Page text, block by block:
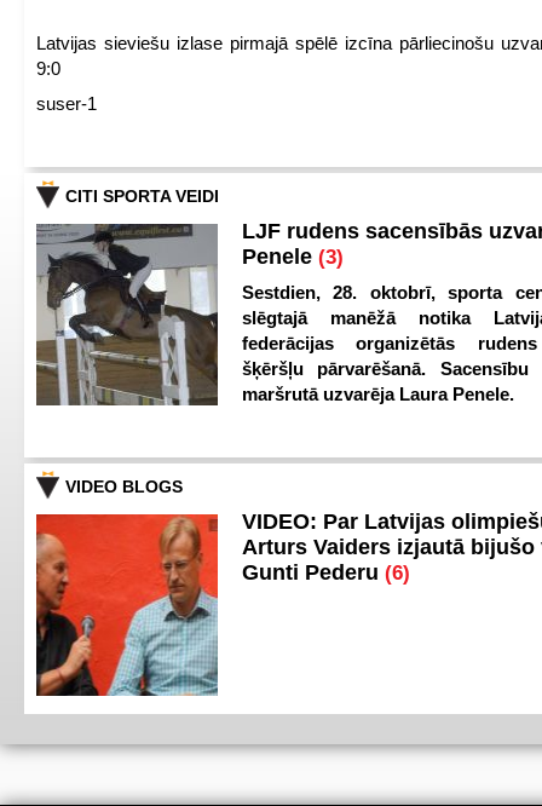
Latvijas sieviešu izlase pirmajā spēlē izcīna pārliecinošu
9:0
suser-1
CITI SPORTA VEIDI
LJF rudens sacensībās
Penele (3)
Sestdien, 28. oktobrī, sporta
slēgtajā manēžā notika
federācijas organizētās
šķēršļu pārvarēšanā. Sacensību
maršrutā uzvarēja Laura Penele.
VIDEO BLOGS
VIDEO: Par Latvijas
Arturs Vaiders izjautā bijušo
Gunti Pederu (6)